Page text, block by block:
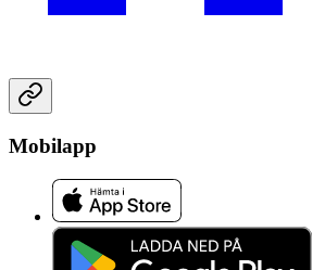
Mobilapp